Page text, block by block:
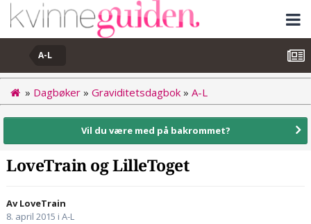
A-L
» Dagbøker » Graviditetsdagbok » A-L
Vil du være med på bakrommet?
LoveTrain og LilleToget
Av LoveTrain
8. april 2015 i A-L